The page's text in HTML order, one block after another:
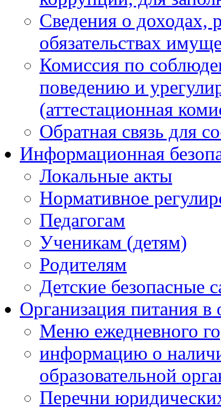
Сведения о доходах,
обязательствах
Комиссия по
поведению и
(аттестационная
Обратная связь для
Информационная
Локальные акты
Нормативное
Педагогам
Ученикам (детям)
Родителям
Детские безопасные
Организация питания в
Меню ежедневного
информацию о
образовательной
Перечни